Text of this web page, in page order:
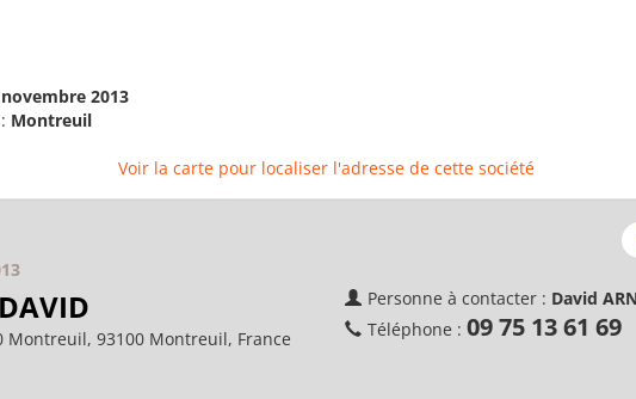
2013
Montreuil
Voir la carte pour localiser l'adresse de cette société
Montreuil, 93100 Montreuil, France
Personne à contacter : David
Téléphone : 09 75 13 61 69